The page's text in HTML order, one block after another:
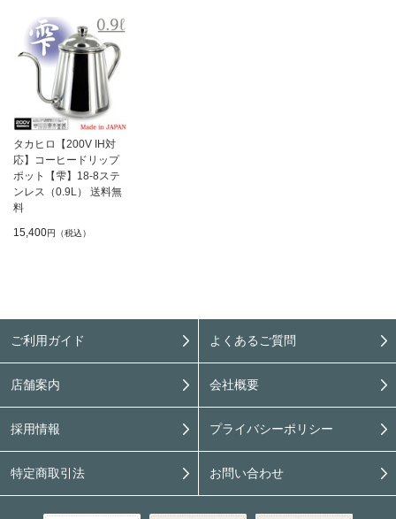
タカヒロ【200V IH対
応】コーヒードリップ
ポット【雫】18-8ステ
ンレス（0.9L） 送料無
料
15,400円（税込）
ご利用ガイド よくあるご質問
店舗案内 会社概要
採用情報 プライバシーポリシー
特定商取引法 お問い合わせ